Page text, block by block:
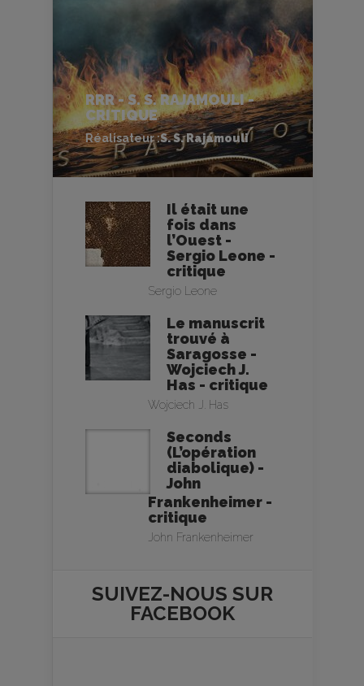
RRR - S. S. RAJAMOULI -
CRITIQUE
Réalisateur :S. S. Rajamouli
Il était une
fois dans
l’Ouest -
Sergio Leone -
critique
Sergio Leone
Le manuscrit
trouvé à
Saragosse -
Wojciech J.
Has - critique
Wojciech J. Has
Seconds
(L’opération
diabolique) -
John
Frankenheimer -
critique
John Frankenheimer
SUIVEZ-NOUS SUR
FACEBOOK